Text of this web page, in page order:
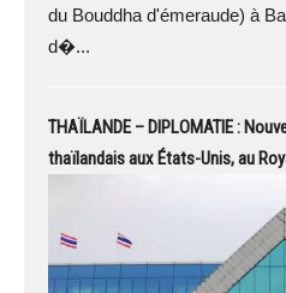
du Bouddha d'émeraude) à
d�...
THAÏLANDE – DIPLOMATIE :
thaïlandais aux États-Unis, au